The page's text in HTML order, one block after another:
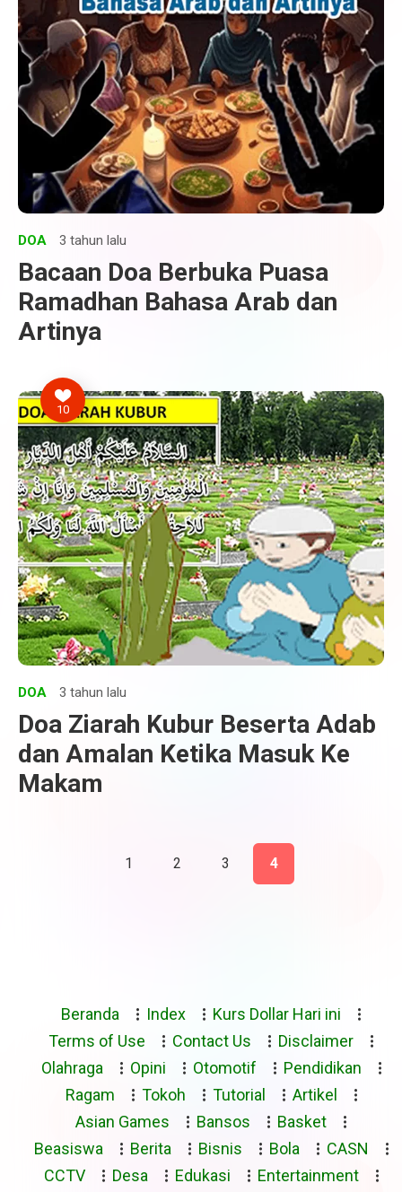
DOA 3 tahun lalu
Bacaan Doa Berbuka Puasa
Ramadhan Bahasa Arab dan
Artinya
10
DOA 3 tahun lalu
Doa Ziarah Kubur Beserta Adab
dan Amalan Ketika Masuk Ke
Makam
1 2 3 4
Beranda Index
Kurs Dollar Hari ini
Terms of Use
Contact Us
Disclaimer
Olahraga
Opini Otomotif
Pendidikan
Ragam
Tokoh Tutorial
Artikel
Asian Games
Bansos
Basket
Beasiswa
Berita Bisnis Bola
CASN
CCTV
Desa Edukasi Entertainment